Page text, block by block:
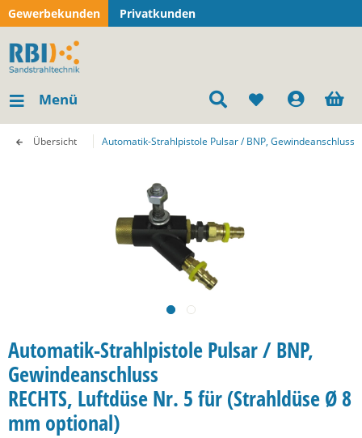
Gewerbekunden Privatkunden
Menü
Übersicht Automatik-Strahlpistole Pulsar / BNP, Gewindeanschluss
Automatik-Strahlpistole Pulsar / BNP,
Gewindeanschluss
RECHTS, Luftdüse Nr. 5 für (Strahldüse Ø 8
mm optional)